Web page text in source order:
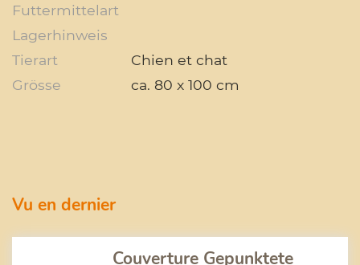
Futtermittelart
Lagerhinweis
Tierart
Chien et chat
Grösse
ca. 80 x 100 cm
Vu en dernier
Couverture Gepunktete